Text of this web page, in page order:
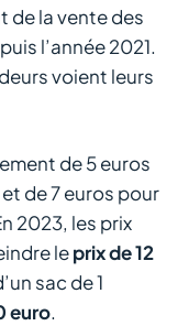
de la vente des
l’année 2021.
voient leurs
de 5 euros
de 7 euros pour
2023, les prix
leprix de 12
sac de 1
euro.